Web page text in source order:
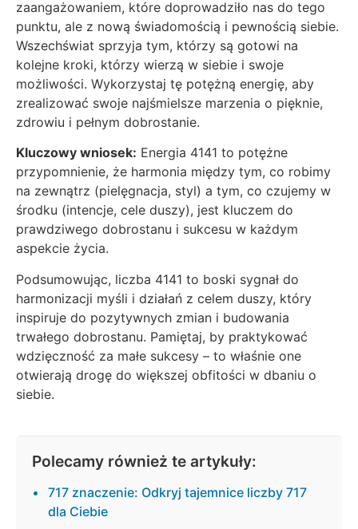
zaangażowaniem, które doprowadziło nas do tego
punktu, ale z nową świadomością i pewnością siebie.
Wszechświat sprzyja tym, którzy są gotowi na
kolejne kroki, którzy wierzą w siebie i swoje
możliwości. Wykorzystaj tę potężną energię, aby
zrealizować swoje najśmielsze marzenia o pięknie,
zdrowiu i pełnym dobrostanie.
Kluczowy wniosek: Energia 4141 to potężne
przypomnienie, że harmonia między tym, co robimy
na zewnątrz (pielęgnacja, styl) a tym, co czujemy w
środku (intencje, cele duszy), jest kluczem do
prawdziwego dobrostanu i sukcesu w każdym
aspekcie życia.
Podsumowując, liczba 4141 to boski sygnał do
harmonizacji myśli i działań z celem duszy, który
inspiruje do pozytywnych zmian i budowania
trwałego dobrostanu. Pamiętaj, by praktykować
wdzięczność za małe sukcesy – to właśnie one
otwierają drogę do większej obfitości w dbaniu o
siebie.
Polecamy również te artykuły:
717 znaczenie: Odkryj tajemnice liczby 717
dla Ciebie